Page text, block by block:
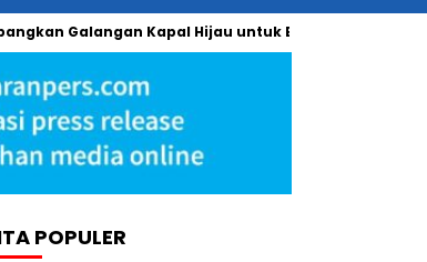
Galangan Kapal Hijau untuk Bangkitkan Maritim
POPULER